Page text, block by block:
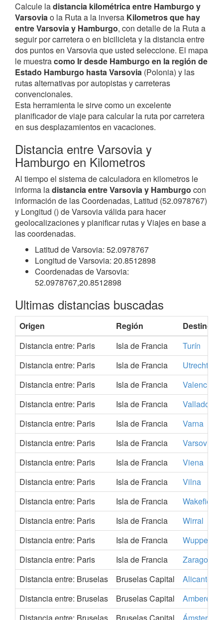
Calcule ladistancia kilométrica entre Hamburgo y
Varsoviao la Ruta a la inversa Kilometros que hay
entre Varsovia y Hamburgo, con detalle de la Ruta a
seguir por carretera o en bicilicleta y la distancia entre
dos puntos en Varsovia que usted seleccione. El mapa
le muestracomo Ir desde Hamburgo en la región de
Estado Hamburgo hasta Varsovia (Polonia) y las
rutas alternativas por autopistas y carreteras
convencionales.
Esta herramienta le sirve como un excelente
planificador de viaje para calcular la ruta por carretera
en sus desplazamientos en vacaciones.
Distancia entre Varsovia y
Hamburgo en Kilometros
Al tiempo el sistema de calculadora en kilometros le
informa ladistancia entre Varsovia y Hamburgo con
información de las Coordenadas, Latitud (52.0978767)
y Longitud () de Varsovia válida para hacer
geolocalizaciones y planificar rutas y Viajes en base a
las coordenadas.
Latitud de Varsovia: 52.0978767
Longitud de Varsovia: 20.8512898
Coordenadas de Varsovia:
52.0978767,20.8512898
Ultimas distancias buscadas
Origen Región
Destino
Distancia entre: Paris
Isla de Francia
Turín
Distancia entre: Paris
Isla de Francia
Utrecht
Distancia entre: Paris
Isla de Francia
Valencia
Distancia entre: Paris
Isla de Francia
Valladolid
Distancia entre: Paris
Isla de Francia
Varna
Distancia entre: Paris
Isla de Francia
Varsovia
Distancia entre: Paris
Isla de Francia
Viena
Distancia entre: Paris
Isla de Francia
Vilna
Distancia entre: Paris
Isla de Francia
Wakefield
Distancia entre: Paris
Isla de Francia
Wirral
Distancia entre: Paris
Isla de Francia
Wuppertal
Distancia entre: Paris
Isla de Francia
Zaragoza
Distancia entre: Bruselas
Bruselas Capital
Alicante
Distancia entre: Bruselas
Bruselas Capital
Amberes